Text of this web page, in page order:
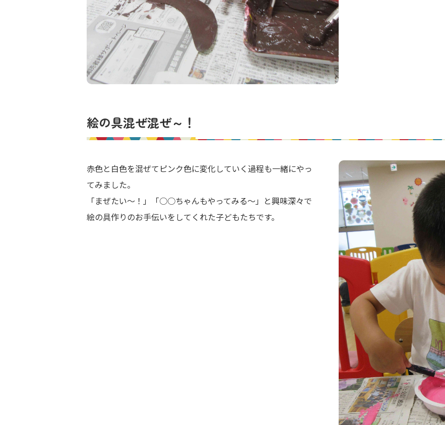
絵の具混ぜ混ぜ～！
赤色と白色を混ぜてピンク色に変化していく過程も一緒にやっ
てみました。
「まぜたい～！」「○○ちゃんもやってみる～」と興味深々で
絵の具作りのお手伝いをしてくれた子どもたちです。